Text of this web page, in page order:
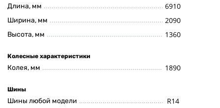
Длина, мм 6910
Ширина, мм 2090
Высота, мм 1360
Колесные характеристики
Колея, мм 1890
Шины
Шины любой модели R14